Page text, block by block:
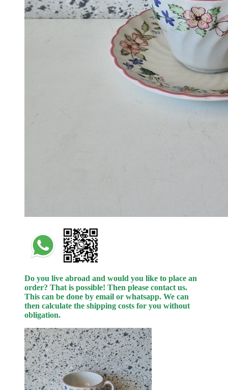
Do you live abroad and would you like to place an
order? That is possible! Then please contact us.
This can be done by email or whatsapp. We can
then calculate the shipping costs for you without
obligation.